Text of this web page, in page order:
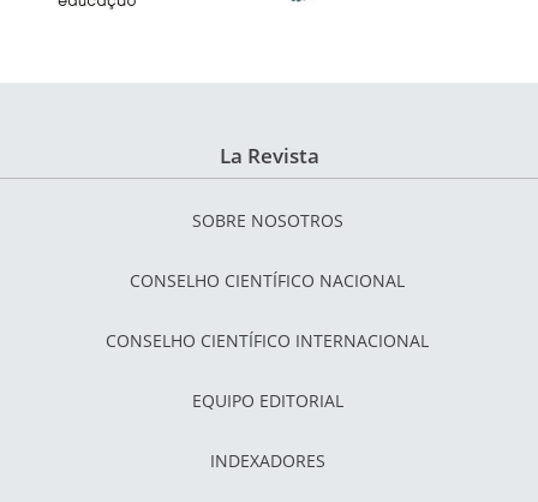
La Revista
SOBRE NOSOTROS
CONSELHO CIENTÍFICO NACIONAL
CONSELHO CIENTÍFICO INTERNACIONAL
EQUIPO EDITORIAL
INDEXADORES